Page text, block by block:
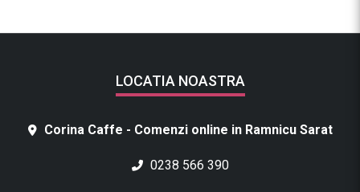
LOCATIA NOASTRA
Corina Caffe - Comenzi online in Ramnicu Sarat
0238 566 390